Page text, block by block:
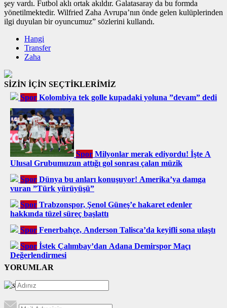
şey vardı. Futbol aklı ortak akıldır. Galatasaray da bu formda
yönetilmektedir. Wilfried Zaha Avrupa’nın önde gelen kulüplerinden
ilgi duyulan bir oyuncumuz” sözlerini kullandı.
Hangi
Transfer
Zaha
SİZİN İÇİN SEÇTİKLERİMİZ
Spor Kolombiya tek golle kupadaki yoluna ”devam” dedi
Spor Milyonlar merak ediyordu! İşte A
Ulusal Grubumuzun attığı gol sonrası çalan müzik
Spor Dünya bu anları konuşuyor! Amerika’ya damga
vuran ”Türk yürüyüşü”
Spor Trabzonspor, Şenol Güneş’e hakaret edenler
hakkında tüzel süreç başlattı
Spor Fenerbahçe, Anderson Talisca’da keyifli sona ulaştı
Spor İstek Çalımbay’dan Adana Demirspor Maçı
Değerlendirmesi
YORUMLAR